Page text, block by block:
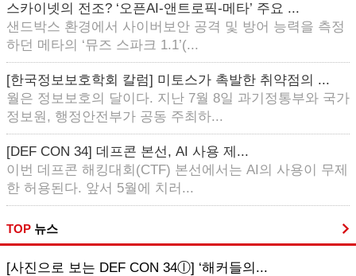
스카이넷의 전조? ‘오픈AI-앤트로픽-메타’ 주요 ...
샌드박스 환경에서 사이버보안 공격 및 방어 능력을 측정
하던 메타의 ‘뮤즈 스파크 1.1’(...
[한국정보보호학회 칼럼] 미토스가 촉발한 취약점의 ...
월은 정보보호의 달이다. 지난 7월 8일 과기정통부와 국가
정보원, 행정안전부가 공동 주최하...
[DEF CON 34] 데프콘 본선, AI 사용 제...
이번 데프콘 해킹대회(CTF) 본선에서는 AI의 사용이 무제
한 허용된다. 앞서 5월에 치러...
TOP 뉴스
[사진으로 보는 DEF CON 34ⓛ] ‘해커들의...